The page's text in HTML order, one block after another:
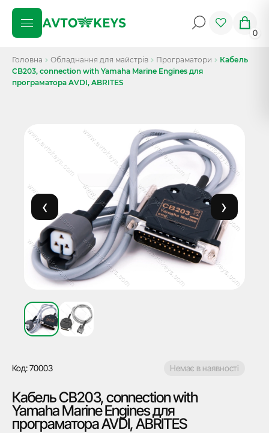
0
Головна Обладнання для майстрів Програматори
Кабель
CB203, connection with Yamaha Marine Engines для
програматора AVDI, ABRITES
Код: 70003 Немає в наявності
Кабель CB203, connection with
Yamaha Marine Engines для
програматора AVDI, ABRITES